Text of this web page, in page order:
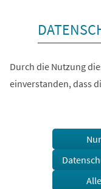
Durch die Nutzung
einverstanden, dass